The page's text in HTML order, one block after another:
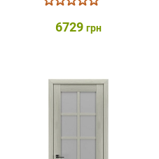
6729 грн